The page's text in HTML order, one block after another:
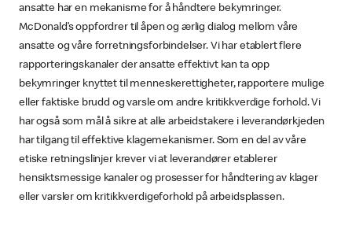
ansatte har en mekanisme for å håndtere bekymringer.
McDonald’s oppfordrer til åpen og ærlig dialog mellom våre
ansatte og våre forretningsforbindelser. Vi har etablert flere
rapporteringskanaler der ansatte effektivt kan ta opp
bekymringer knyttet til menneskerettigheter, rapportere mulige
eller faktiske brudd og varsle om andre kritikkverdige forhold. Vi
har også som mål å sikre at alle arbeidstakere i leverandørkjeden
har tilgang til effektive klagemekanismer. Som en del av våre
etiske retningslinjer krever vi at leverandører etablerer
hensiktsmessige kanaler og prosesser for håndtering av klager
eller varsler om kritikkverdigeforhold på arbeidsplassen.